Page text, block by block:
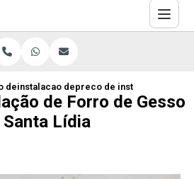
de forros de gesso
instalacao de forro de gesso abc
preco de instalacao de
de Forro de Gesso
Lídia